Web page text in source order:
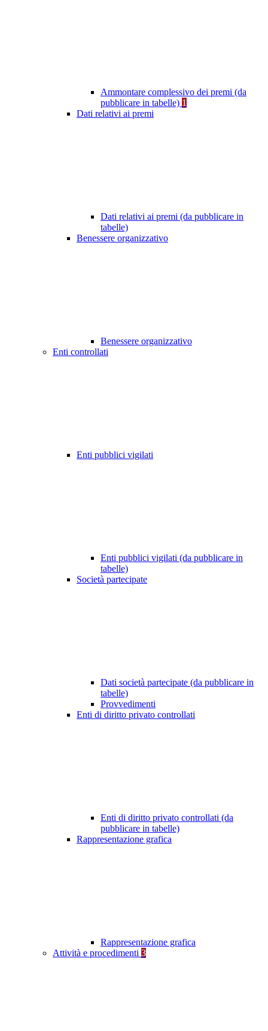
Ammontare complessivo dei premi (da
pubblicare in tabelle) 1
Dati relativi ai premi
Dati relativi ai premi (da pubblicare in
tabelle)
Benessere organizzativo
Benessere organizzativo
Enti controllati
Enti pubblici vigilati
Enti pubblici vigilati (da pubblicare in
tabelle)
Società partecipate
Dati società partecipate (da pubblicare in
tabelle)
Provvedimenti
Enti di diritto privato controllati
Enti di diritto privato controllati (da
pubblicare in tabelle)
Rappresentazione grafica
Rappresentazione grafica
Attività e procedimenti 3